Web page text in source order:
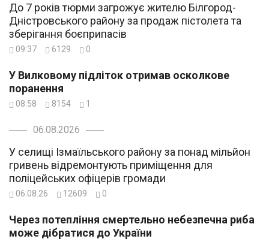
До 7 років тюрми загрожує жителю Білгород-
Дністровського району за продаж пістолета та
зберігання боєприпасів
09:37 6129 0
У Вилковому підліток отримав осколкове
поранення
08:58 8154 1
06.08.2026
У селищі Ізмаїльського району за понад мільйон
гривень відремонтують приміщення для
поліцейських офіцерів громади
06.08.26 12609 0
Через потепління смертельно небезпечна риба
може дібратися до України